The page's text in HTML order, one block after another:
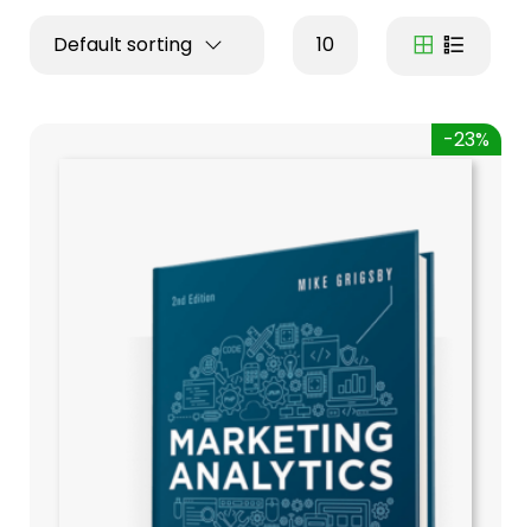
Default sorting 10
-23%